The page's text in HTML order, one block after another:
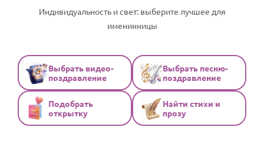
Видео поздравления
Песни поздравления
Стихи и тексты
ПРАЗДНИКИ
С Днем рождения
ОТЗЫВЫ
Индивидуальность и свет: выберите лучшее для
именинницы
Выбрать видео-
поздравление
Выбрать песню-
поздравление
Подобрать
открытку
Найти стихи и
прозу